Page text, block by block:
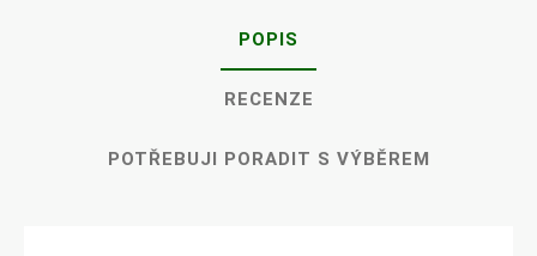
POPIS
RECENZE
POTŘEBUJI PORADIT S VÝBĚREM